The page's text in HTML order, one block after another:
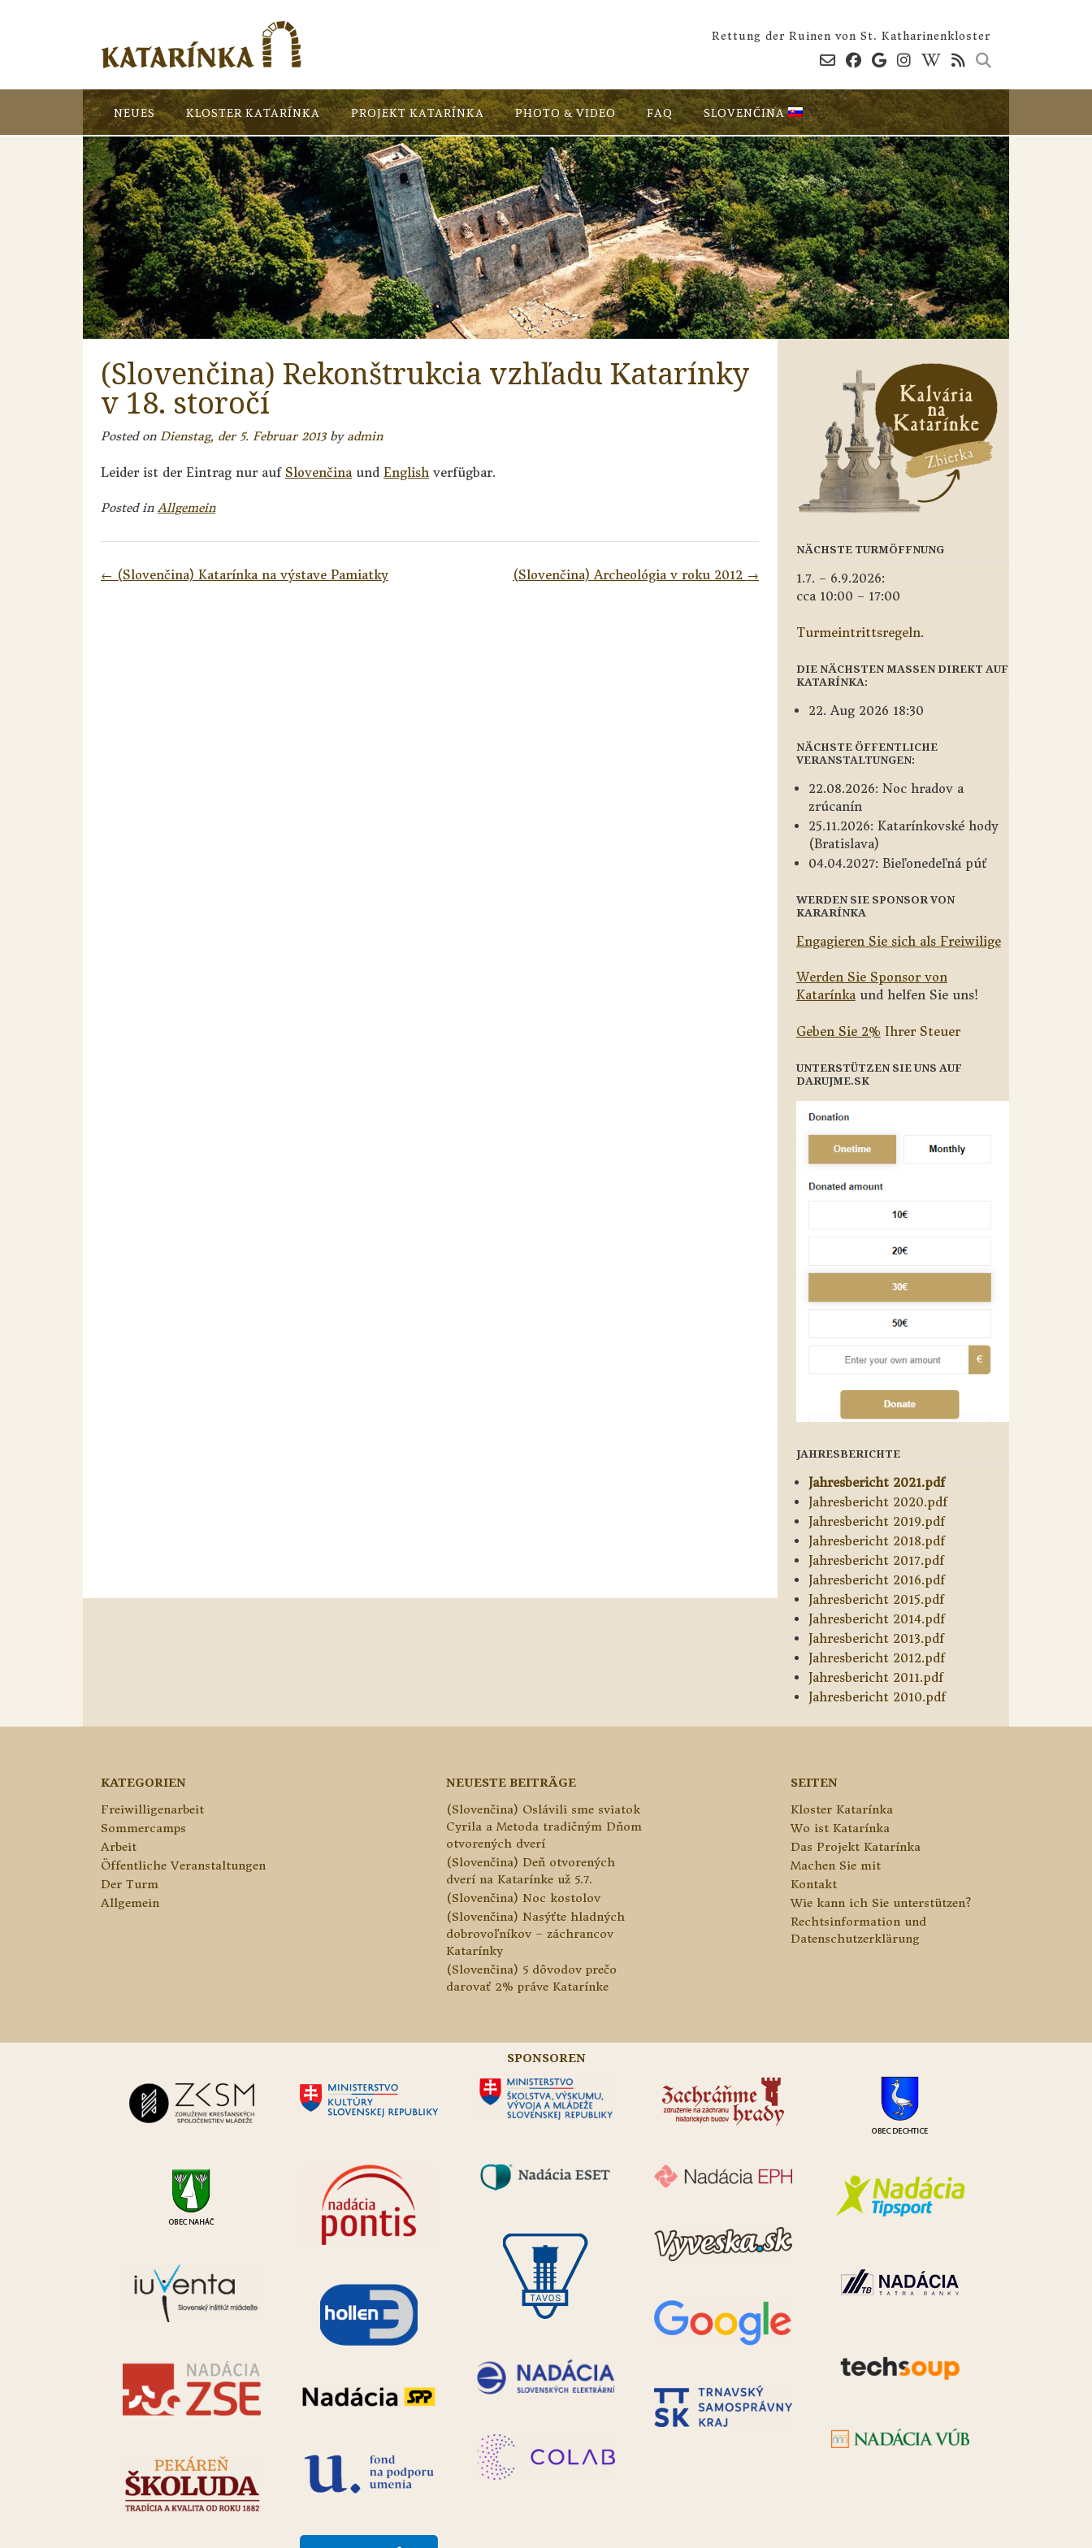
Rettung der Ruinen von St. Katharinenkloster
NEUES KLOSTER KATARÍNKA PROJEKT KATARÍNKA PHOTO & VIDEO FAQ SLOVENČINA
(Slovenčina) Rekonštrukcia vzhľadu Katarínky
v 18. storočí
Posted on Dienstag, der 5. Februar 2013by admin
Leider ist der Eintrag nur auf Slovenčina und English verfügbar.
Posted inAllgemein
Post
(Slovenčina) Archeológia v roku 2012 →
← (Slovenčina) Katarínka na výstave Pamiatky
NÄCHSTE TURMÖFFNUNG
1.7. – 6.9.2026:
cca 10:00 – 17:00
Turmeintrittsregeln.
DIE NÄCHSTEN MASSEN DIREKT AUF
KATARÍNKA:
22. Aug 2026 18:30
NÄCHSTE ÖFFENTLICHE
VERANSTALTUNGEN:
22.08.2026: Noc hradov a
zrúcanín
25.11.2026: Katarínkovské hody
(Bratislava)
04.04.2027: Bieľonedeľná púť
WERDEN SIE SPONSOR VON
KARARÍNKA
Engagieren Sie sich als Freiwilige
Werden Sie Sponsor von
Katarínkaund helfen Sie uns!
Geben Sie 2% Ihrer Steuer
UNTERSTÜTZEN SIE UNS AUF
DARUJME.SK
JAHRESBERICHTE
Jahresbericht 2021.pdf
Jahresbericht 2020.pdf
Jahresbericht 2019.pdf
Jahresbericht 2018.pdf
Jahresbericht 2017.pdf
Jahresbericht 2016.pdf
Jahresbericht 2015.pdf
Jahresbericht 2014.pdf
Jahresbericht 2013.pdf
Jahresbericht 2012.pdf
Jahresbericht 2011.pdf
Jahresbericht 2010.pdf
KATEGORIEN
Freiwilligenarbeit
Sommercamps
Arbeit
Öffentliche Veranstaltungen
Der Turm
Allgemein
NEUESTE BEITRÄGE
(Slovenčina) Oslávili sme sviatok
Cyrila a Metoda tradičným Dňom
otvorených dverí
(Slovenčina) Deň otvorených
dverí na Katarínke už 5.7.
(Slovenčina) Noc kostolov
(Slovenčina) Nasýťte hladných
dobrovoľníkov – záchrancov
Katarínky
(Slovenčina) 5 dôvodov prečo
darovať 2% práve Katarínke
SEITEN
Kloster Katarínka
Wo ist Katarínka
Das Projekt Katarínka
Machen Sie mit
Kontakt
Wie kann ich Sie unterstützen?
Rechtsinformation und
Datenschutzerklärung
SPONSOREN